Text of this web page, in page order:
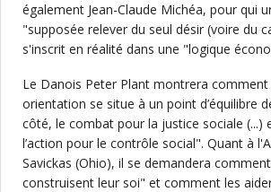
également Jean-Claude Michéa, pour qui
"supposée relever du seul désir (voire du
s'inscrit en réalité dans une "logique
Le Danois Peter Plant montrera comment
orientation se situe à un point d’équilibre
côté, le combat pour la justice sociale (...)
l’action pour le contrôle social". Quant à
Savickas (Ohio), il se demandera
construisent leur soi" et comment les